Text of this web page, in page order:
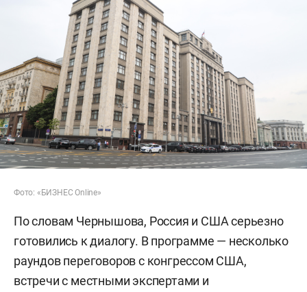
Фото: «БИЗНЕС Online»
По словам Чернышова, Россия и США серьезно
готовились к диалогу. В программе — несколько
раундов переговоров с конгрессом США,
встречи с местными экспертами и